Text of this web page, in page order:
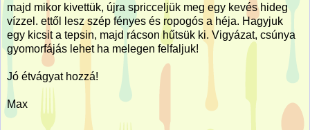
majd mikor kivettük, újra spricceljük meg egy kevés hideg
vízzel. ettől lesz szép fényes és ropogós a héja. Hagyjuk
egy kicsit a tepsin, majd rácson hűtsük ki. Vigyázat, csúnya
gyomorfájás lehet ha melegen felfaljuk!
Jó étvágyat hozzá!
Max